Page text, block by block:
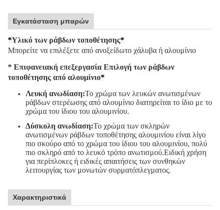
Εγκατάσταση μπαρών
*Υλικό των ράβδων τοποθέτησης*
Μπορείτε να επιλέξετε από ανοξείδωτο χάλυβα ή αλουμίνιο
* Επιφανειακή επεξεργασία Επιλογή των ράβδων
τοποθέτησης από αλουμίνιο*
Λευκή ανωδίαση:Το χρώμα των λευκών ανωτισμένων
ράβδων στερέωσης από αλουμίνιο διατηρείται το ίδιο με το
χρώμα του ίδιου του αλουμινίου.
Δύσκολη ανωδίαση:Το χρώμα των σκληρών
ανωτισμένων ράβδων τοποθέτησης αλουμινίου είναι λίγο
πιο σκούρο από το χρώμα του ίδιου του αλουμινίου, πολύ
πιο σκληρό από το λευκό τρόπο ανωτισμού.Ειδική χρήση
για περίπλοκες ή ειδικές απαιτήσεις των συνθηκών
λειτουργίας των μονωτών συρματόπλεγματος.
Χαρακτηριστικά